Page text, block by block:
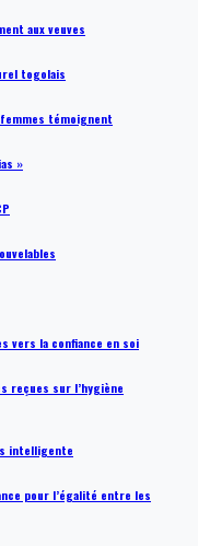
aux veuves
togolais
femmes témoignent
»
vers la confiance en soi
reçues sur l’hygiène
intelligente
pour l’égalité entre les